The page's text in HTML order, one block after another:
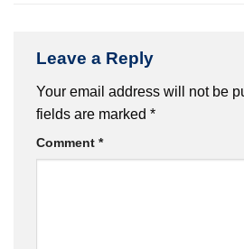
Leave a Reply
Your email address will not be
fields are marked *
Comment *